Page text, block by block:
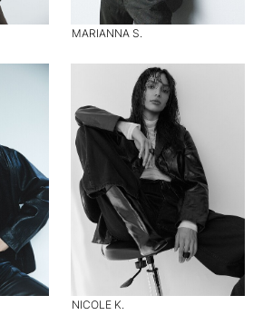
MARIANNA S.
NICOLE K.